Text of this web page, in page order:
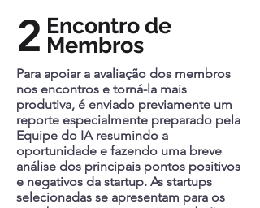
2 Encontro de
Membros
Para apoiar a avaliação dos membros
nos encontros e torná-la mais
produtiva, é enviado previamente um
reporte especialmente preparado pela
Equipe do IA resumindo a
oportunidade e fazendo uma breve
análise dos principais pontos positivos
e negativos da startup. As startups
selecionadas se apresentam para os